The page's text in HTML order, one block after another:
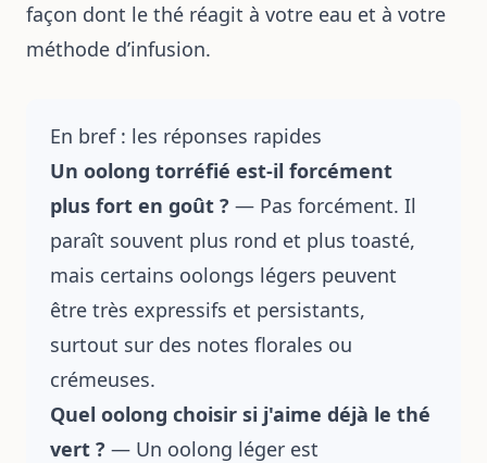
façon dont le thé réagit à votre eau et à votre
méthode d’infusion.
En bref : les réponses rapides
Un oolong torréfié est-il forcément
plus fort en goût ? — Pas forcément. Il
paraît souvent plus rond et plus toasté,
mais certains oolongs légers peuvent
être très expressifs et persistants,
surtout sur des notes florales ou
crémeuses.
Quel oolong choisir si j'aime déjà le thé
vert ? — Un oolong léger est